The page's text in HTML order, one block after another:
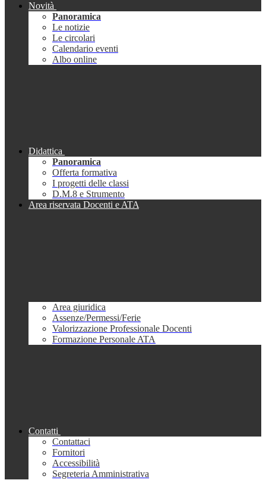
Novità
Panoramica
Le notizie
Le circolari
Calendario eventi
Albo online
Didattica
Panoramica
Offerta formativa
I progetti delle classi
D.M.8 e Strumento
Area riservata Docenti e ATA
Area giuridica
Assenze/Permessi/Ferie
Valorizzazione Professionale Docenti
Formazione Personale ATA
Contatti
Contattaci
Fornitori
Accessibilità
Segreteria Amministrativa